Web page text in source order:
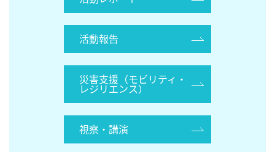
活動報告
災害支援（モビリティ・
レジリエンス）
視察・講演